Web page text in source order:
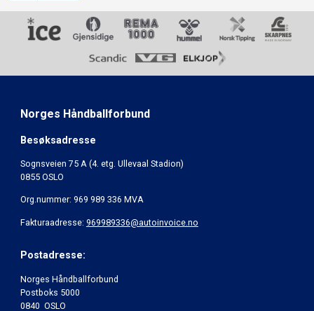
Norges Håndballforbund
Besøksadresse
Sognsveien 75 A (4. etg. Ullevaal Stadion)
0855 OSLO
Org.nummer: 969 989 336 MVA
Fakturaadresse: 969989336@autoinvoice.no
Postadresse:
Norges Håndballforbund
Postboks 5000
0840 OSLO